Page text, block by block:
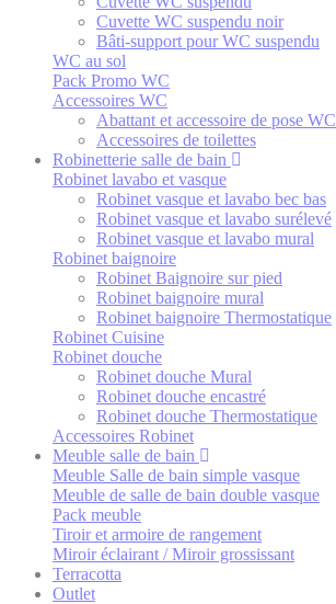
Cuvette WC suspendu noir
Bâti-support pour WC suspendu
WC au sol
Pack Promo WC
Accessoires WC
Abattant et accessoire de pose WC
Accessoires de toilettes
Robinetterie salle de bain
Robinet lavabo et vasque
Robinet vasque et lavabo bec bas
Robinet vasque et lavabo surélevé
Robinet vasque et lavabo mural
Robinet baignoire
Robinet Baignoire sur pied
Robinet baignoire mural
Robinet baignoire Thermostatique
Robinet Cuisine
Robinet douche
Robinet douche Mural
Robinet douche encastré
Robinet douche Thermostatique
Accessoires Robinet
Meuble salle de bain
Meuble Salle de bain simple vasque
Meuble de salle de bain double vasque
Pack meuble
Tiroir et armoire de rangement
Miroir éclairant / Miroir grossissant
Terracotta
Outlet